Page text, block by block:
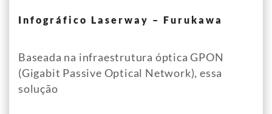
Infográfico Laserway – Furukawa
Baseada na infraestrutura óptica GPON
(Gigabit Passive Optical Network), essa
solução